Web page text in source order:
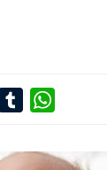
LinkedInTumblr